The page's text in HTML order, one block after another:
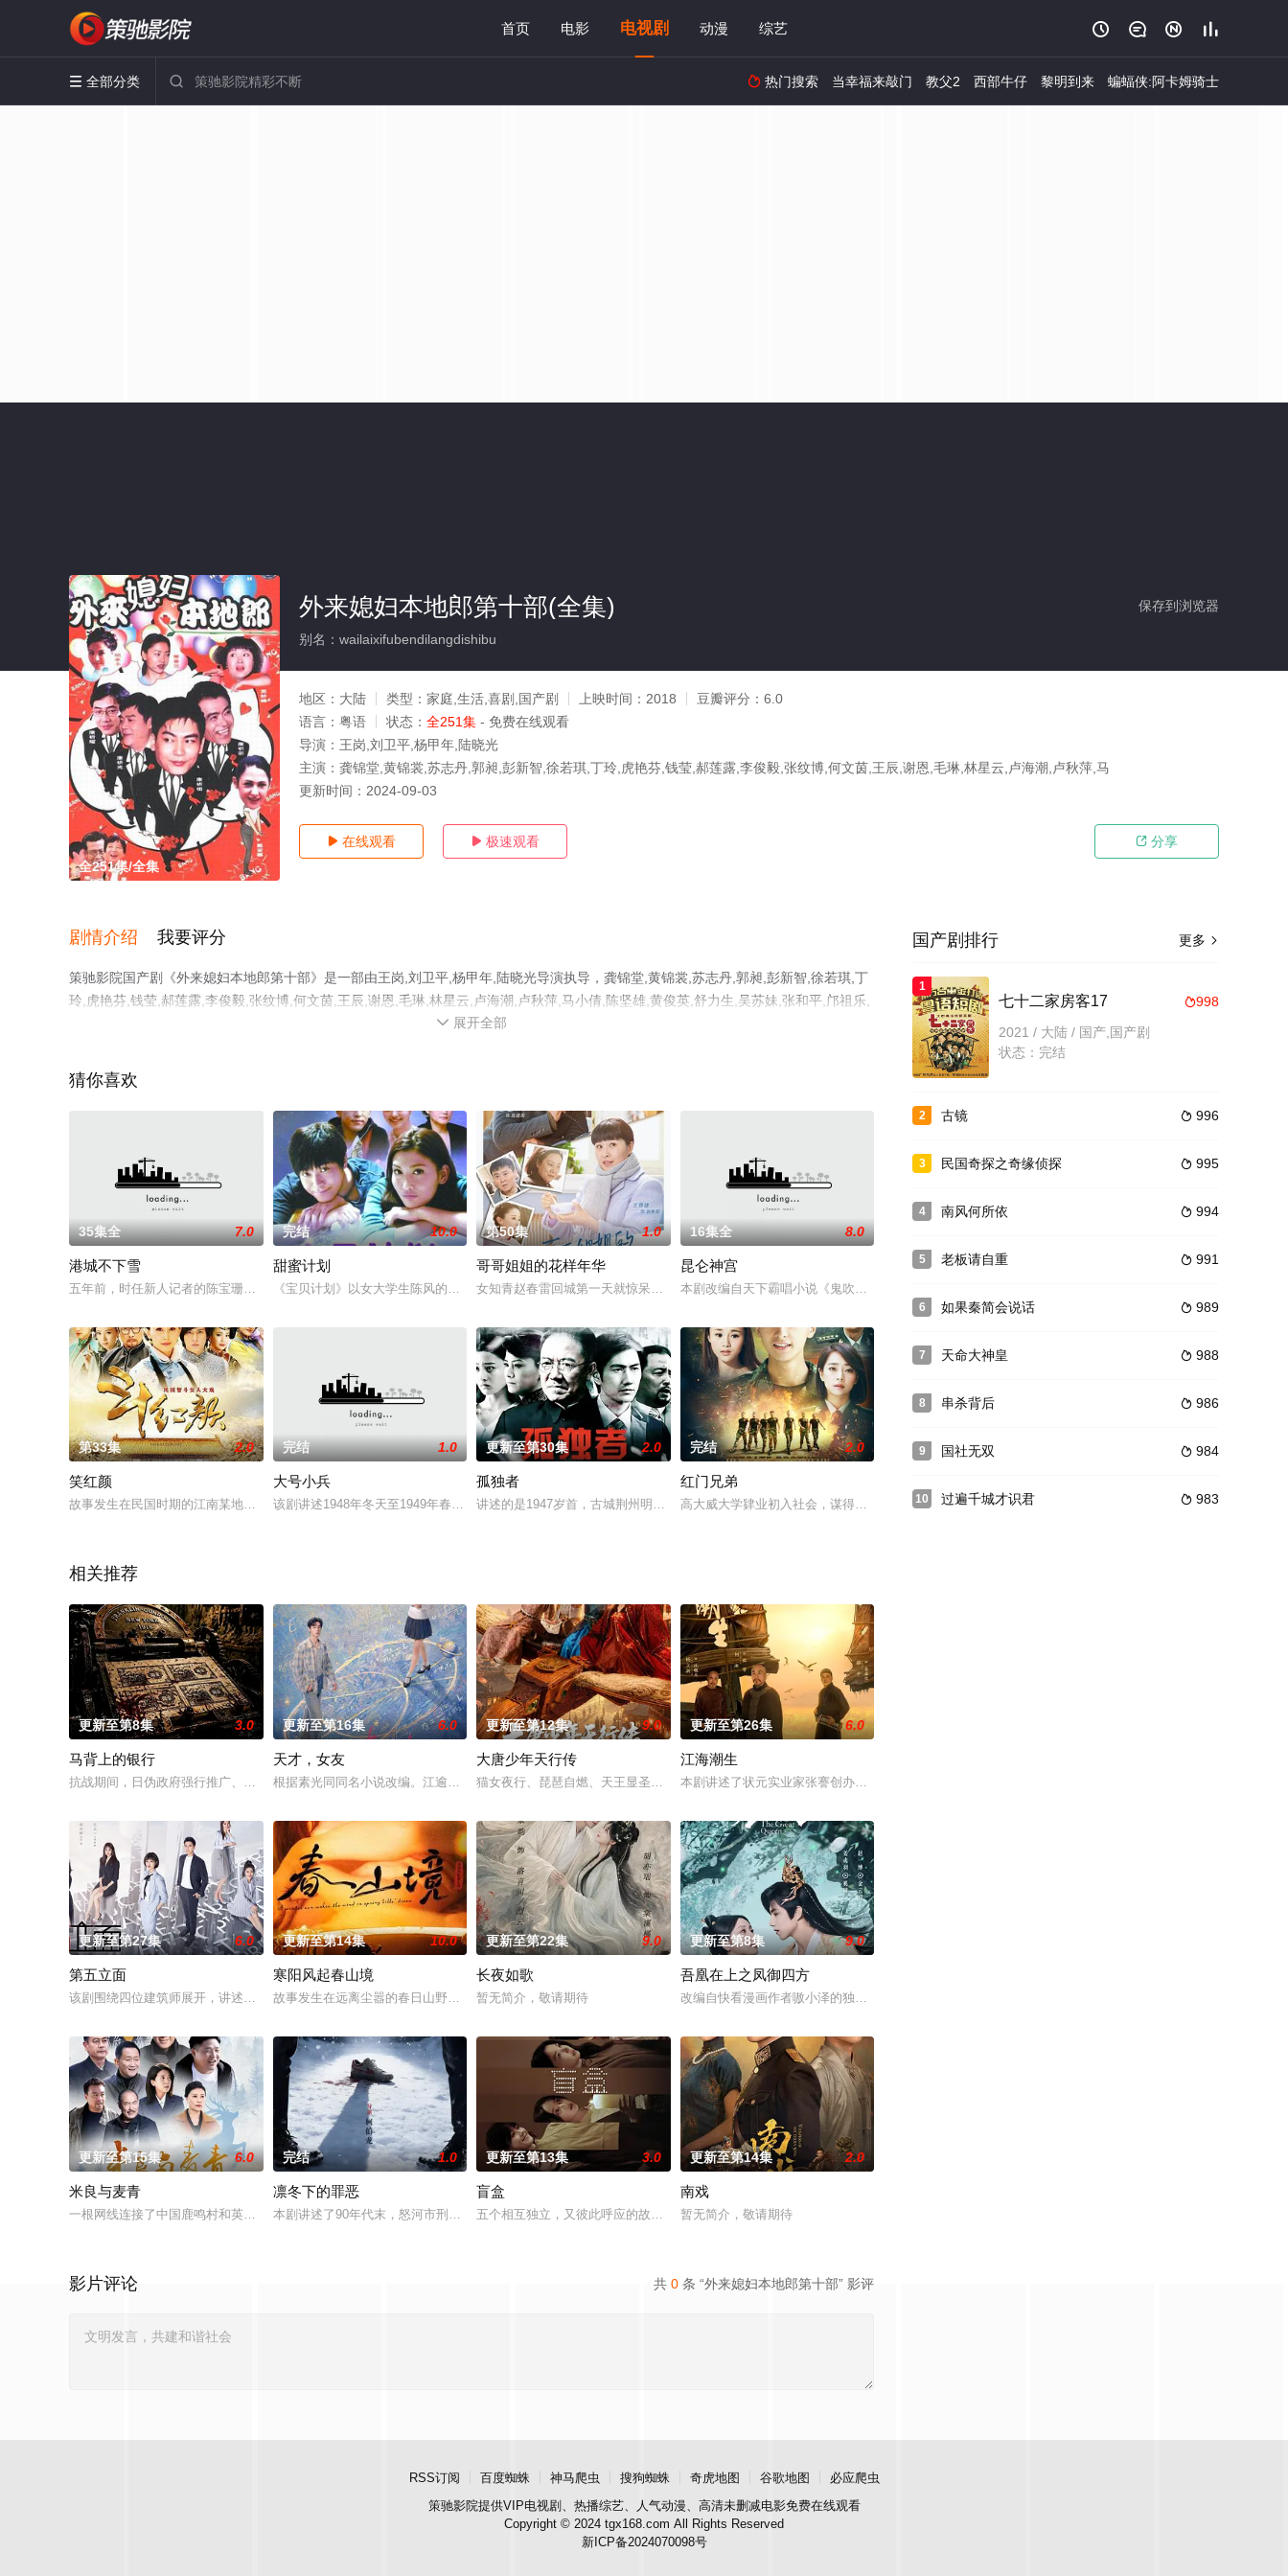
首页 电影 电视剧 动漫 综艺    
 全部分类   热门搜索 当幸福来敲门 教父2 西部牛仔 黎明到来 蝙蝠侠:阿卡姆骑士
全251集/全集
保存到浏览器
外来媳妇本地郎第十部(全集)
别名：wailaixifubendilangdishibu
地区： 大陆 类型： 家庭,生活,喜剧,国产剧 上映时间： 2018 豆瓣评分： 6.0
语言： 粤语 状态： 全251集 - 免费在线观看
导演： 王岗,刘卫平,杨甲年,陆晓光
主演： 龚锦堂,黄锦裳,苏志丹,郭昶,彭新智,徐若琪,丁玲,虎艳芬,钱莹,郝莲露,李俊毅,张纹博,何文茵,王辰,谢恩,毛琳,林星云,卢海潮,卢秋萍,马
更新时间： 2024-09-03
 在线观看  极速观看  分享
剧情介绍 我要评分
策驰影院国产剧《外来媳妇本地郎第十部》是一部由王岗,刘卫平,杨甲年,陆晓光导演执导，龚锦堂,黄锦裳,苏志丹,郭昶,彭新智,徐若琪,丁
玲,虎艳芬,钱莹,郝莲露,李俊毅,张纹博,何文茵,王辰,谢恩,毛琳,林星云,卢海潮,卢秋萍,马小倩,陈坚雄,黄俊英,舒力生,吴苏妹,张和平,邝祖乐,
刘涛,周小镔,黄慧颐,潘结等演员精彩演绎的大陆电视剧，大结局剧情已揭晓（全251集），手机免费观看高清无删减完整版电视剧全集就
 展开全部
猜你喜欢
35集全 7.0
港城不下雪
五年前，时任新人记者的陈宝珊因机缘巧合在初雪那天认识了金融才俊陆子恒， 两人相知相恋 ，可就在举办婚礼的当天， 陆子恒却车祸身亡......陈宝珊带
完结 10.0
甜蜜计划
《宝贝计划》以女大学生陈风的婚姻生活为主线，讲述了她在生孩子问题上与丈夫和婆婆拉锯战的故事，矛盾最终因为家庭成员间的相互理解得以消除...……
第50集 1.0
哥哥姐姐的花样年华
女知青赵春雷回城第一天就惊呆了，父亲突然去世，素未谋面的继母刘凤英带着三个孩子成了家里的新主人。
16集全 8.0
昆仑神宫
本剧改编自天下霸唱小说《鬼吹灯之昆仑神宫》，主要围绕着“格萨尔王”中传说的魔国冰川水晶尸展开。 香
第33集 2.0
笑红颜
故事发生在民国时期的江南某地。苏宅是本地首屈一指的富户，苏老爷（刘松仁 饰）娶有四个太太，自从五太太梓桃（胡静 饰）进门后，妻妾儿女成群的苏府发生了
完结 1.0
大号小兵
该剧讲述1948年冬天至1949年春天，随着淮海战役的展开，解放军对阎锡山盘踞的太原古城采取了长达5个多月的围困，侦察连小帮勺“号子”随队开赴东山深
更新至第30集 2.0
孤独者
讲述的是1947岁首，古城荆州明代“玉观音佛首”面世的动静，让由李幼斌饰演的省立科学尝试馆荆州考古所副所长李清源打动不已。这象征着他艰苦
完结 2.0
红门兄弟
高大威大学肄业初入社会，谋得快递员一职，一次在孙凯瑞的激将下，赌输了客户夏雪的商品，从而被迫成为
相关推荐
更新至第8集 3.0
马背上的银行
抗战期间，日伪政府强行推广、使用由“中国准备银行”发行的伪钞货币。根据党中央指示，高景波、徐邵梁、孙希光和黄鹰等人开始筹备建立冀南银行，手艺人张宝田
更新至第16集 6.0
天才，女友
根据素光同同名小说改编。江逾白长大以后，林知夏忽然对他说：“江逾白，我喜欢你，哲学和生物学意义上的喜欢。”那个夜晚，他脸颊微热，还听见自己加速的心跳
更新至第12集 9.0
大唐少年天行传
猫女夜行、琵琶自燃、天王显圣、少年失踪......长安怪事扎堆？少年神探慕天行携竹马神探社成员横扫诡事，从市井少年到长安神探，四人并肩踏平
更新至第26集 6.0
江海潮生
本剧讲述了状元实业家张謇创办大生企业，实业报国的故事。甲午战争后，国家蒙羞，张謇虽高中状元，却
更新至第27集 6.0
第五立面
该剧围绕四位建筑师展开，讲述了他们在中意合作项目中面对专业挑战与境外竞争，通过创新实践实现本土设计理念突破的故事。
更新至第14集 10.0
寒阳风起春山境
故事发生在远离尘嚣的春日山野，两个孤独的人因机缘巧合相遇。一人背负过往伤痕，避世居于深山；一人心怀迷茫，于旅途中误入这片山林。在四季流转，山风鸟鸣的
更新至第22集 9.0
长夜如歌
暂无简介，敬请期待
更新至第8集 9.0
吾凰在上之凤御四方
改编自快看漫画作者嗷小泽的独家连载漫画《吾凰在上》。 现代少女奚圆（姜贞羽 饰）因意外踏入玄机界，
更新至第15集 6.0
米良与麦青
一根网线连接了中国鹿鸣村和英国牛津，麦香通过视频向米良宣告：婚不结了。鹿鸣村开了锅，村民大骂麦香是叛徒。麦香是婚前体检查出不孕症，从此走上虐心旅途。
完结 1.0
凛冬下的罪恶
本剧讲述了90年代末，怒河市刑侦支队在无普及监控、无DNA鉴定技术的支持下，通过摸排、勘查等传统刑侦手段，接连破获数起重案要案的艰难过程。案件设计采
更新至第13集 3.0
盲盒
五个相互独立，又彼此呼应的故事——用一场精心策划的“夏令营”完成复仇的受害者；临终前与遗憾和解的“无用之人”；共享同一具躯体的人格“刮刮
更新至第14集 2.0
南戏
暂无简介，敬请期待
共 0 条 “外来媳妇本地郎第十部” 影评
影片评论
更多 
国产剧排行
1
998
七十二家房客17
2021 / 大陆 / 国产,国产剧
状态：完结
2  996
古镜
3  995
民国奇探之奇缘侦探
4  994
南风何所依
5  991
老板请自重
6  989
如果秦简会说话
7  988
天命大神皇
8  986
串杀背后
9  984
国社无双
10  983
过遍千城才识君
RSS订阅 百度蜘蛛 神马爬虫 搜狗蜘蛛 奇虎地图 谷歌地图
必应爬虫
策驰影院提供VIP电视剧、热播综艺、人气动漫、高清未删减电影免费在线观看
Copyright © 2024 tgx168.com All Rights Reserved
新ICP备2024070098号